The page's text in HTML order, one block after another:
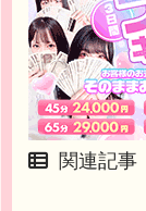
関連記事